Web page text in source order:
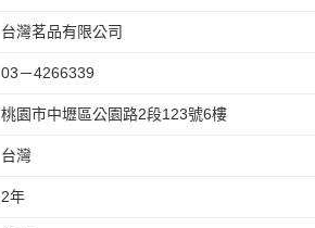
台灣茗品有限公司
03－4266339
桃園市中壢區公園路2段123號6樓
台灣
2年